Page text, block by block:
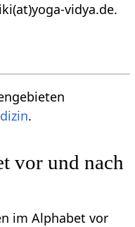
vidya.de.
.
vor und nach
im Alphabet vor